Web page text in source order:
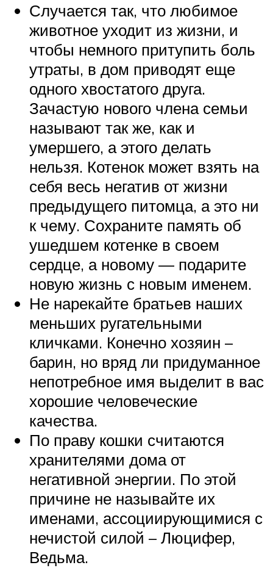
Случается так, что любимое
животное уходит из жизни, и
чтобы немного притупить боль
утраты, в дом приводят еще
одного хвостатого друга.
Зачастую нового члена семьи
называют так же, как и
умершего, а этого делать
нельзя. Котенок может взять на
себя весь негатив от жизни
предыдущего питомца, а это ни
к чему. Сохраните память об
ушедшем котенке в своем
сердце, а новому — подарите
новую жизнь с новым именем.
Не нарекайте братьев наших
меньших ругательными
кличками. Конечно хозяин –
барин, но вряд ли придуманное
непотребное имя выделит в вас
хорошие человеческие
качества.
По праву кошки считаются
хранителями дома от
негативной энергии. По этой
причине не называйте их
именами, ассоциирующимися с
нечистой силой – Люцифер,
Ведьма.